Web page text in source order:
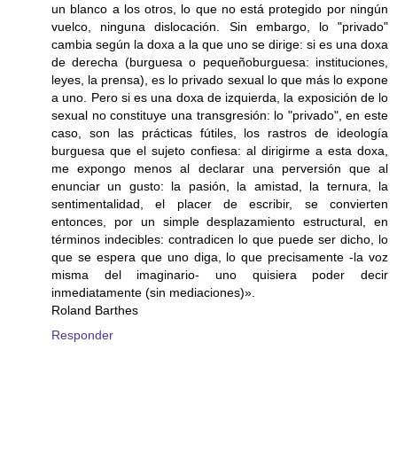
un blanco a los otros, lo que no está protegido por ningún
vuelco, ninguna dislocación. Sin embargo, lo "privado"
cambia según la doxa a la que uno se dirige: si es una doxa
de derecha (burguesa o pequeñoburguesa: instituciones,
leyes, la prensa), es lo privado sexual lo que más lo expone
a uno. Pero si es una doxa de izquierda, la exposición de lo
sexual no constituye una transgresión: lo "privado", en este
caso, son las prácticas fútiles, los rastros de ideología
burguesa que el sujeto confiesa: al dirigirme a esta doxa,
me expongo menos al declarar una perversión que al
enunciar un gusto: la pasión, la amistad, la ternura, la
sentimentalidad, el placer de escribir, se convierten
entonces, por un simple desplazamiento estructural, en
términos indecibles: contradicen lo que puede ser dicho, lo
que se espera que uno diga, lo que precisamente -la voz
misma del imaginario- uno quisiera poder decir
inmediatamente (sin mediaciones)».
Roland Barthes
Responder